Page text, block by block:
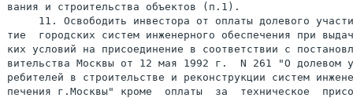
вания и строительства объектов (п.1).
11. Освободить инвестора от оплаты долевого
тие  городских систем инженерного обеспечения при
ких условий на присоединение в соответствии с
вительства Москвы от 12 мая 1992 г.  N 261 "О долевом
ребителей в строительстве и реконструкции систем
печения г.Москвы" кроме  оплаты  за  техническое